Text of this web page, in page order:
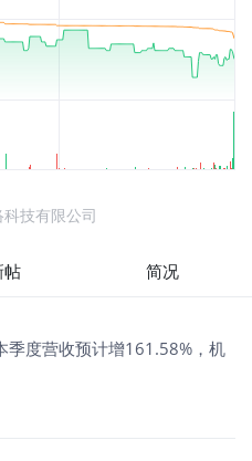
技有限公司
帖 简况
季度营收预计增161.58%，机